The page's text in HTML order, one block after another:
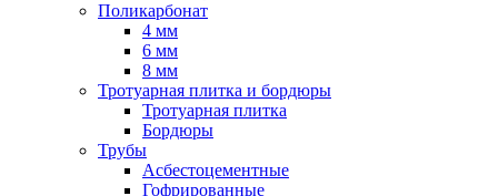
Поликарбонат
4 мм
6 мм
8 мм
Тротуарная плитка и бордюры
Тротуарная плитка
Бордюры
Трубы
Асбестоцементные
Гофрированные